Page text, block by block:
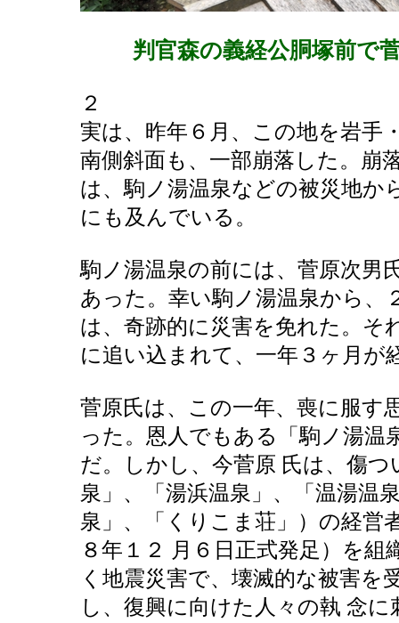
判官森の義経公胴塚前で
２
実は、昨年６月、この地を岩手
南側斜面も、一部崩落した。崩
は、駒ノ湯温泉などの被災地か
にも及んでいる。
駒ノ湯温泉の前には、菅原次男
あった。幸い駒ノ湯温泉から、
は、奇跡的に災害を免れた。そ
に追い込まれて、一年３ヶ月が
菅原氏は、この一年、喪に服す
った。恩人でもある「駒ノ湯温
だ。しかし、今菅原 氏は、傷
泉」、「湯浜温泉」、「温湯温
泉」、「くりこま荘」）の経営
８年１２ 月６日正式発足）を
く地震災害で、壊滅的な被害を
し、復興に向けた人々の執 念